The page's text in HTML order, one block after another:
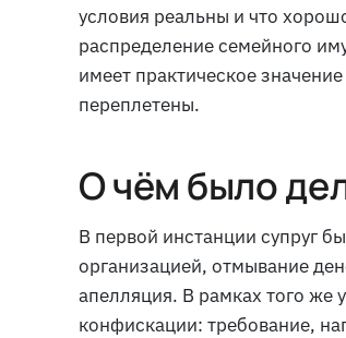
условия реальны и что
распределение семейного
имеет практическое
переплетены.
О чём было
В первой инстанции супруг
организацией, отмывание
апелляция. В рамках того же
конфискации: требование,